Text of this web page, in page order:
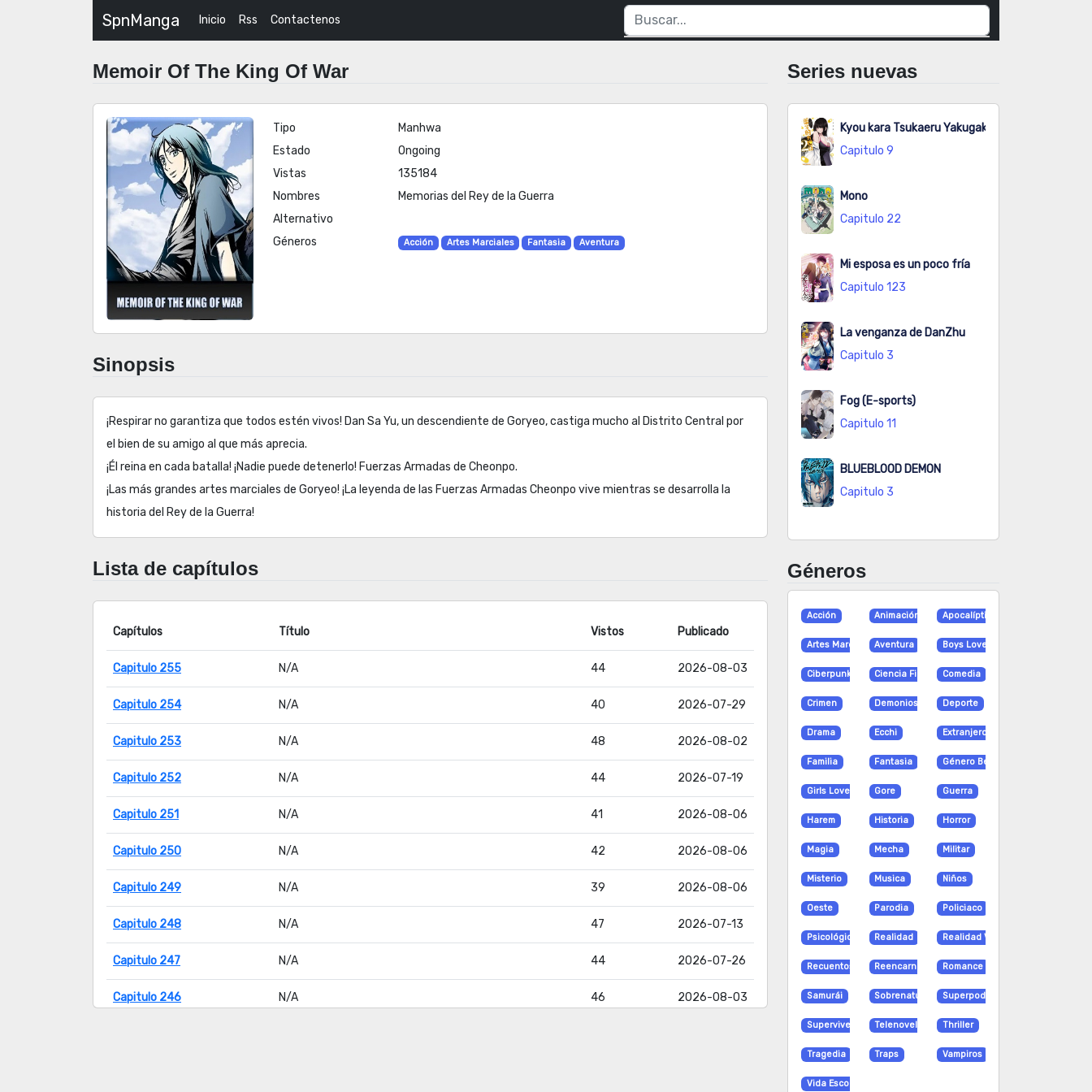
SpnManga Inicio Rss Contactenos
Memoir Of The King Of War
Tipo
Manhwa
Estado
Ongoing
Vistas
135184
Nombres
Alternativo
Memorias del Rey de la Guerra
Géneros Acción Artes Marciales Fantasia Aventura
Sinopsis
¡Respirar no garantiza que todos estén vivos! Dan Sa Yu, un descendiente de Goryeo, castiga mucho al Distrito Central por
el bien de su amigo al que más aprecia.
¡Él reina en cada batalla! ¡Nadie puede detenerlo! Fuerzas Armadas de Cheonpo.
¡Las más grandes artes marciales de Goryeo! ¡La leyenda de las Fuerzas Armadas Cheonpo vive mientras se desarrolla la
historia del Rey de la Guerra!
Lista de capítulos
Capítulos Título Vistos Publicado
Capitulo 255 N/A 44 2026-08-03
Capitulo 254 N/A 40 2026-07-29
Capitulo 253 N/A 48 2026-08-02
Capitulo 252 N/A 44 2026-07-19
Capitulo 251 N/A 41 2026-08-06
Capitulo 250 N/A 42 2026-08-06
Capitulo 249 N/A 39 2026-08-06
Capitulo 248 N/A 47 2026-07-13
Capitulo 247 N/A 44 2026-07-26
Capitulo 246 N/A 46 2026-08-03
Series nuevas
Kyou kara Tsukaeru Yakugakuteki Osewa
Capitulo 9
Mono
Capitulo 22
Mi esposa es un poco fría
Capitulo 123
La venganza de DanZhu
Capitulo 3
Fog (E-sports)
Capitulo 11
BLUEBLOOD DEMON
Capitulo 3
Géneros
Acción Animación Apocalíptico
Artes Marciales Aventura Boys Love
Ciberpunk Ciencia Ficción Comedia
Crimen Demonios Deporte
Drama Ecchi Extranjero
Familia Fantasia Género Bender
Girls Love Gore Guerra
Harem Historia Horror
Magia Mecha Militar
Misterio Musica Niños
Oeste Parodia Policiaco
Psicológico Realidad Realidad Virtual
Recuentos de la vidaReencarnación Romance
Samurái Sobrenatural Superpoderes
Supervivencia Telenovela Thriller
Tragedia Traps Vampiros
Vida Escolar